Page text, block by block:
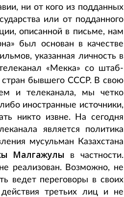
ни от кого из подданных
или от подданного
описанной в письме, нам
был основан в качестве
указанная личность в
«Мекка» со штаб-
бывшего СССР. В свою
и телеканала, мы четко
иностранные источники,
никто извне. На сегодня
является политика
мусульман Казахстана
Малгажулы
в частности.
реализован. Возможно, не
ведет переговоры в своих
третьих лиц и не